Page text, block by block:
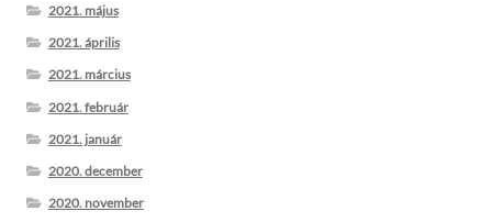
2021. május
2021. április
2021. március
2021. február
2021. január
2020. december
2020. november